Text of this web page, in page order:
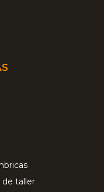
de taller